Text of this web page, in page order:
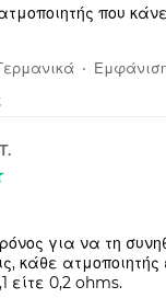
που
•
για να τη
κάθε ατμοποιητής
είτε 0,2 ohms.